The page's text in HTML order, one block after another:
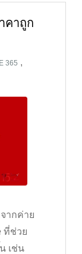
คาถูก
365 ,
ากค่าย
ที่ช่วย
เช่น